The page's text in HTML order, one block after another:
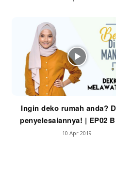
Ingin deko rumah anda?
penyelesaiannya! | EP02
10 Apr 2019